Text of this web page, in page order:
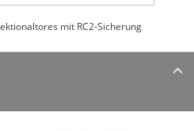
mit RC2-Sicherung